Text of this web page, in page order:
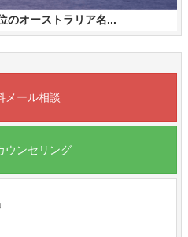
のオーストラリア名...
メール相談
ウンセリング
」